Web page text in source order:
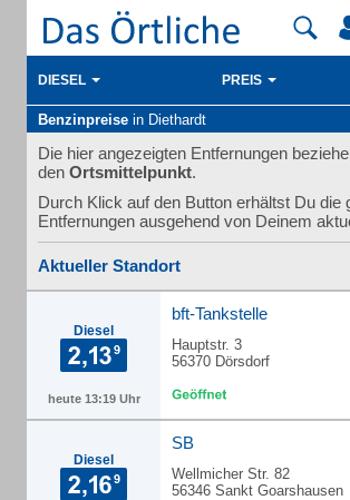
DIESEL PREIS
Benzinpreise in Diethardt
Die hier angezeigten Entfernungen
den Ortsmittelpunkt.
Durch Klick auf den Button erhältst Du die
Entfernungen ausgehend von Deinem
Aktueller Standort
Diesel
heute 13:19 Uhr
bft-Tankstelle
Hauptstr. 3
56370 Dörsdorf
Diesel
SB
Wellmicher Str. 82
56346 Sankt Goarshausen